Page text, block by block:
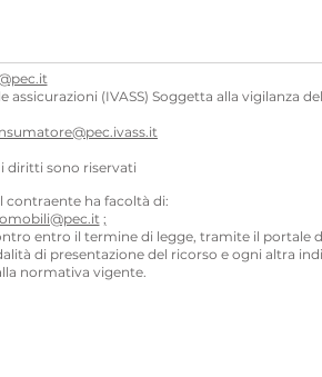
(IVASS) Soggetta alla vigilanza
diritti sono riservati
contraente ha facoltà di:
;
entro il termine di legge, tramite il portale
di presentazione del ricorso e ogni altra
normativa vigente.